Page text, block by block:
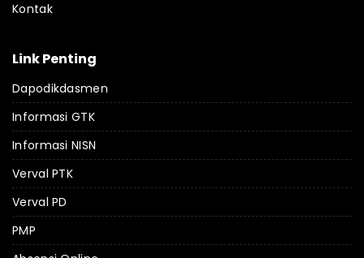
Kontak
Link Penting
Dapodikdasmen
Informasi GTK
Informasi NISN
Verval PTK
Verval PD
PMP